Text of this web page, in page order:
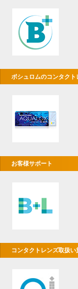
ボシュロムのコンタクト
お客様サポート
コンタクトレンズ取扱い